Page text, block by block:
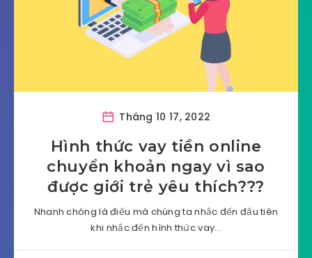
Tháng 10 17, 2022
Hình thức vay tiền online
chuyển khoản ngay vì sao
được giới trẻ yêu thích???
Nhanh chóng là điều mà chúng ta nhắc đến đầu tiên
khi nhắc đến hình thức vay…